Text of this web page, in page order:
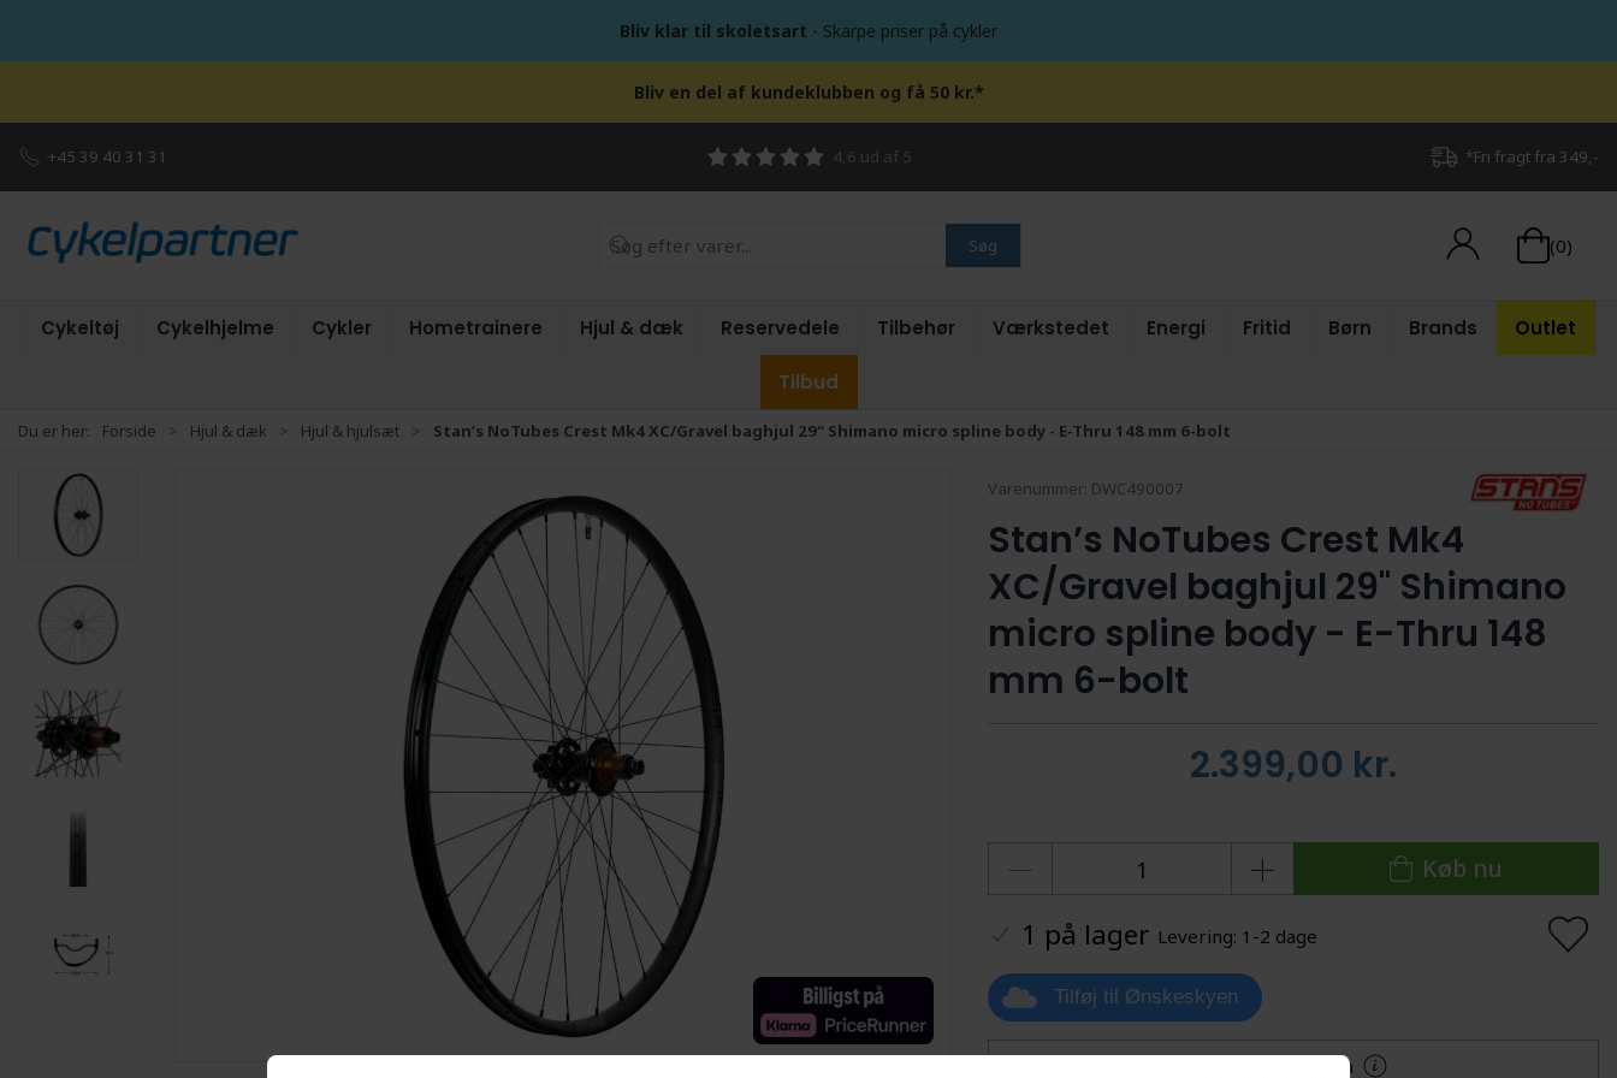
Bliv klar til skoletsart - Skarpe priser på cykler
Bliv en del af kundeklubben og få 50 kr.*
+45 39 40 31 31 4,6 ud af 5 *Fri fragt fra 349,-
Søg (0)
Cykeltøj Cykelhjelme Cykler Hometrainere Hjul & dæk Reservedele Tilbehør Værkstedet Energi Fritid Børn Brands Outlet
Tilbud
Du er her: Forside Hjul & dæk Hjul & hjulsæt Stan’s NoTubes Crest Mk4 XC/Gravel baghjul 29" Shimano micro spline body - E-Thru 148 mm 6-bolt
Varenummer: DWC490007
Stan’s NoTubes Crest Mk4
XC/Gravel baghjul 29" Shimano
micro spline body - E-Thru 148
mm 6-bolt
2.399,00 kr.
Køb nu
1 på lager Levering: 1-2 dage
Tilføj til Ønskeskyen
Mere information